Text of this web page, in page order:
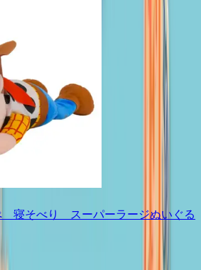
寝そべり スーパーラージぬいぐる